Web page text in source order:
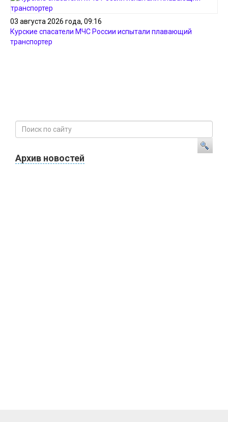
03 августа 2026 года, 09:16
Курские спасатели МЧС России испытали плавающий
транспортер
Архив новостей